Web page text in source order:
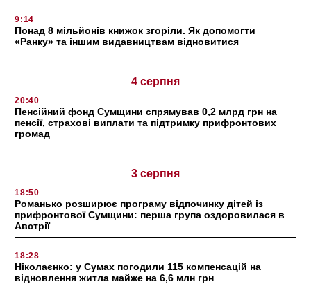
9:14
Понад 8 мільйонів книжок згоріли. Як допомогти
«Ранку» та іншим видавництвам відновитися
4 серпня
20:40
Пенсійний фонд Сумщини спрямував 0,2 млрд грн на
пенсії, страхові виплати та підтримку прифронтових
громад
3 серпня
18:50
Романько розширює програму відпочинку дітей із
прифронтової Сумщини: перша група оздоровилася в
Австрії
18:28
Ніколаєнко: у Сумах погодили 115 компенсацій на
відновлення житла майже на 6,6 млн грн